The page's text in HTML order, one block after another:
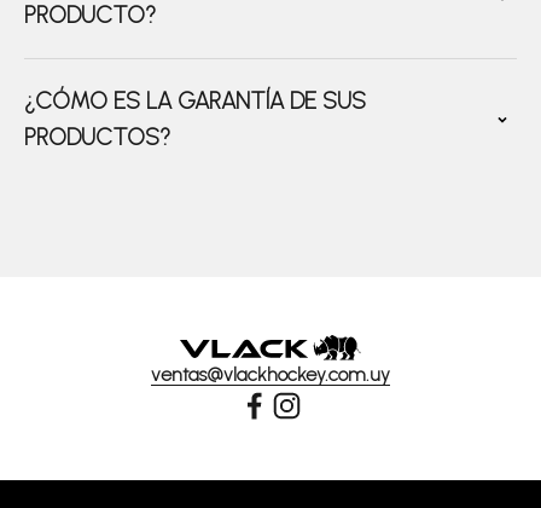
PRODUCTO?
¿CÓMO ES LA GARANTÍA DE SUS
PRODUCTOS?
ventas@vlackhockey.com.uy